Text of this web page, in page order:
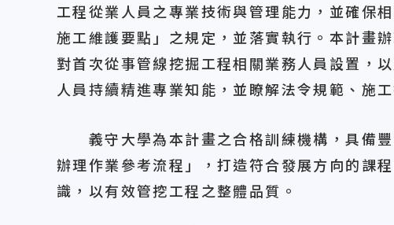
工程從業人員之專業技術與管理能力，並確保
施工維護要點」之規定，並落實執行。本計畫
對首次從事管線挖掘工程相關業務人員設置，
人員持續精進專業知能，並瞭解法令規範、施
義守大學為本計畫之合格訓練機構，具備豐
辦理作業參考流程」，打造符合發展方向的課
識，以有效管挖工程之整體品質。